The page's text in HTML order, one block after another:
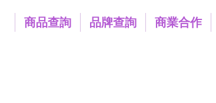
商品查詢 品牌查詢 商業合作